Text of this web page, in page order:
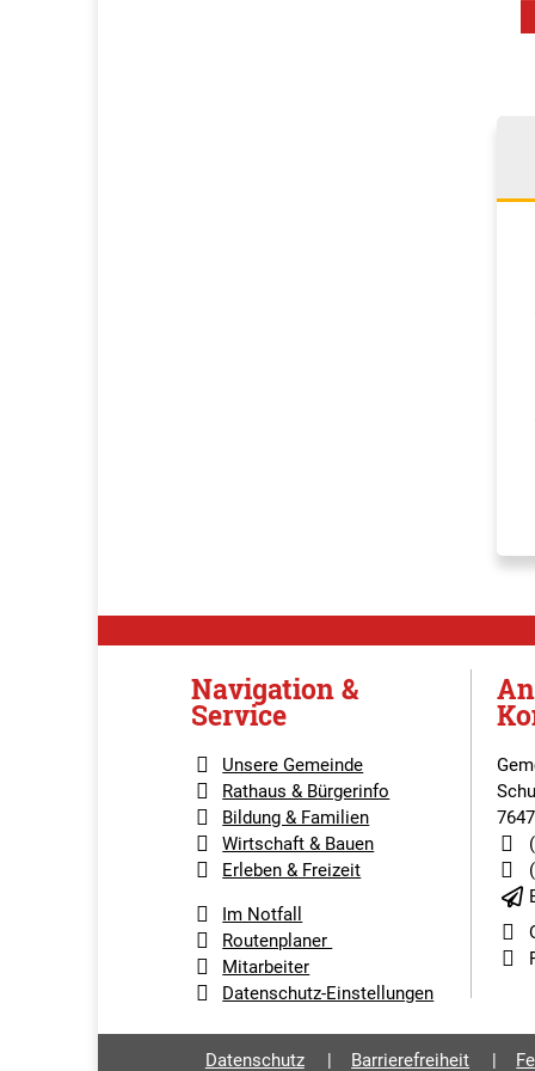
Navigation &
Service
Unsere Gemeinde
Rathaus & Bürgerinfo
Bildung & Familien
Wirtschaft & Bauen
Erleben & Freizeit
Im Notfall
Routenplaner
Mitarbeiter
Datenschutz-Einstellungen
Datenschutz Barrierefreiheit